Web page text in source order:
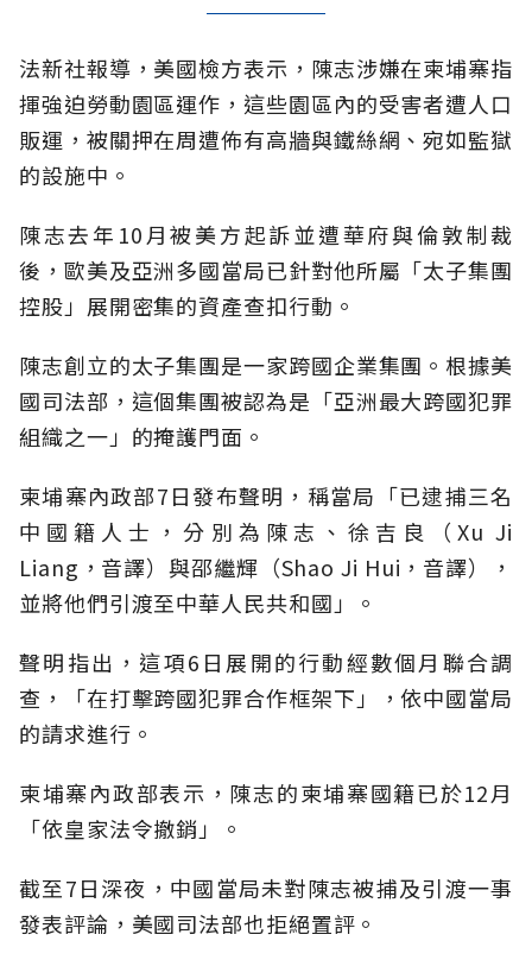
法新社報導，美國檢方表示，陳志涉嫌在柬埔寨指
揮強迫勞動園區運作，這些園區內的受害者遭人口
販運，被關押在周遭佈有高牆與鐵絲網、宛如監獄
的設施中。
陳志去年10月被美方起訴並遭華府與倫敦制裁
後，歐美及亞洲多國當局已針對他所屬「太子集團
控股」展開密集的資產查扣行動。
陳志創立的太子集團是一家跨國企業集團。根據美
國司法部，這個集團被認為是「亞洲最大跨國犯罪
組織之一」的掩護門面。
柬埔寨內政部7日發布聲明，稱當局「已逮捕三名
中國籍人士，分別為陳志、徐吉良（Xu Ji
Liang，音譯）與邵繼輝（Shao Ji Hui，音譯），
並將他們引渡至中華人民共和國」。
聲明指出，這項6日展開的行動經數個月聯合調
查，「在打擊跨國犯罪合作框架下」，依中國當局
的請求進行。
柬埔寨內政部表示，陳志的柬埔寨國籍已於12月
「依皇家法令撤銷」。
截至7日深夜，中國當局未對陳志被捕及引渡一事
發表評論，美國司法部也拒絕置評。